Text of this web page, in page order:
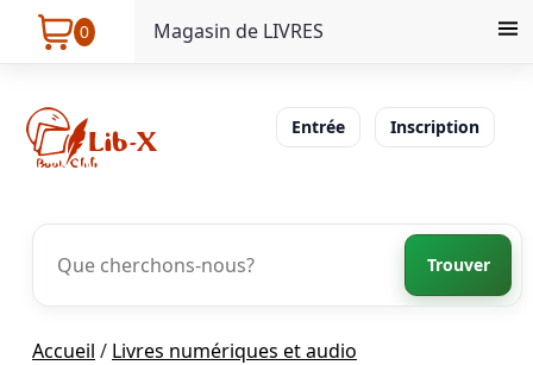
0 Magasin de LIVRES
Entrée Inscription
Trouver
Accueil / Livres numériques et audio